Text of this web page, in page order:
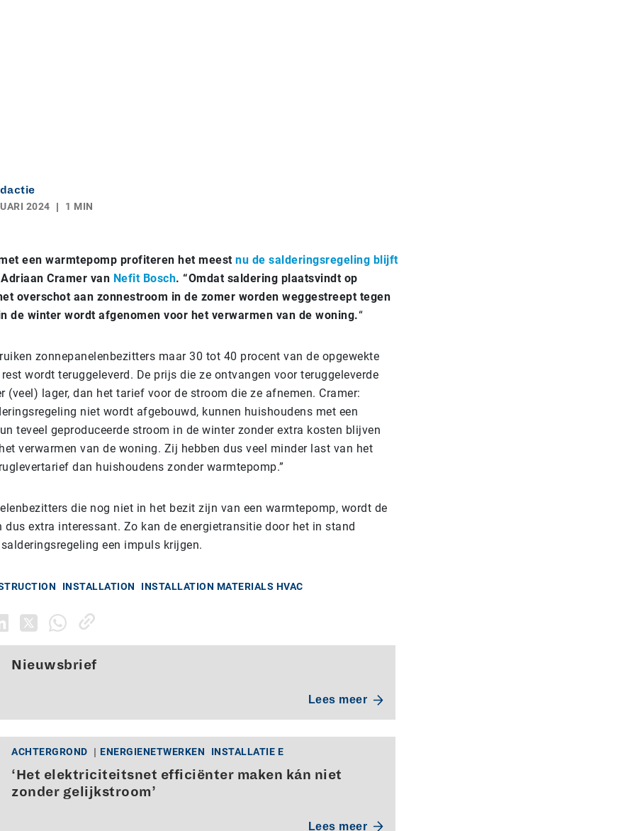
2024
1 MIN
een warmtepomp profiteren het meest nu de salderingsregeling blijft
Cramer van Nefit Bosch. “Omdat saldering plaatsvindt op
overschot aan zonnestroom in de zomer worden weggestreept tegen
de winter wordt afgenomen voor het verwarmen van de woning.“
zonnepanelenbezitters maar 30 tot 40 procent van de opgewekte
wordt teruggeleverd. De prijs die ze ontvangen voor teruggeleverde
(veel) lager, dan het tarief voor de stroom die ze afnemen. Cramer:
niet wordt afgebouwd, kunnen huishoudens met een
teveel geproduceerde stroom in de winter zonder extra kosten blijven
verwarmen van de woning. Zij hebben dus veel minder last van het
dan huishoudens zonder warmtepomp.”
die nog niet in het bezit zijn van een warmtepomp, wordt de
dus extra interessant. Zo kan de energietransitie door het in stand
een impuls krijgen.
INSTALLATION INSTALLATION MATERIALS HVAC
Nieuwsbrief
Lees meer
ACHTERGROND ENERGIENETWERKEN INSTALLATIE E
‘Het elektriciteitsnet efficiënter maken kán niet
zonder gelijkstroom’
Lees meer